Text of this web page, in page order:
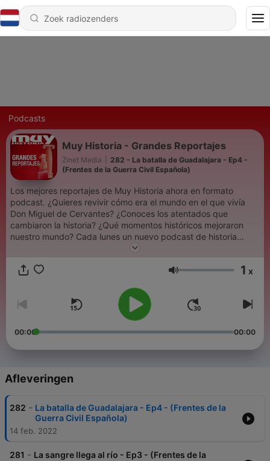
Podcasts
Muy Historia - Grandes Reportajes
Zinet Media
282 - La batalla de Guadalajara - Ep4 -
(Frentes de la Guerra Civil Española)
Los mejores reportajes de Muy Historia ahora en formato
podcast. ¿Quieres revivir cómo era el mundo en el que vivía
Don Miguel de Cervantes? ¿Conoces los atentados que
cambiaron la historia? ¿Qué momentos históricos mejoraron
nuestro mundo? Cada lunes un nuevo podcast de historia
gracias a los grandes reportajes de nuestra revista, series
importantes de nuestra época, la historia de las civilizaciones o
Patxi Gómez Gallego
Volume 1 x
00:00 00:00
Afleveringen
282 - La batalla de Guadalajara - Ep4 - (Frentes de la
Guerra Civil Española)
14 feb. 2022
281 - La sangre llega al río - Ep3 - (Frentes de la